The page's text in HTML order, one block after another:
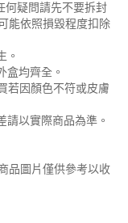
何疑問請先不要拆封
能依照損毀程度扣除
。
盒均齊全。
若因顏色不符或皮膚
以實際商品為準。
品圖片僅供參考以收